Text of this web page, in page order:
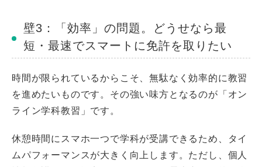
壁3：「効率」の問題。どうせなら最
短・最速でスマートに免許を取りたい
時間が限られているからこそ、無駄なく効率的に教習
を進めたいものです。その強い味方となるのが「オン
ライン学科教習」です。
休憩時間にスマホ一つで学科が受講できるため、タイ
ムパフォーマンスが大きく向上します。ただし、個人